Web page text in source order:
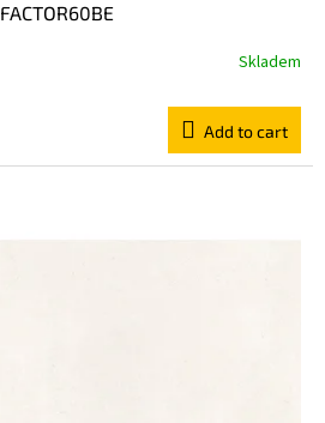
FACTOR60BE
Skladem
Add to cart